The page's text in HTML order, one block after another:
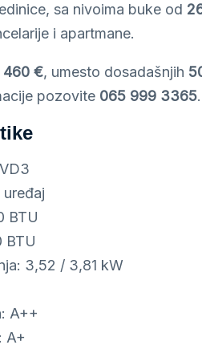
sa nivoima buke od
i apartmane.
460 €, umesto dosadašnjih
pozovite 065 999 3365.
BTU
BTU
3,52 / 3,81 kW
A++
A+